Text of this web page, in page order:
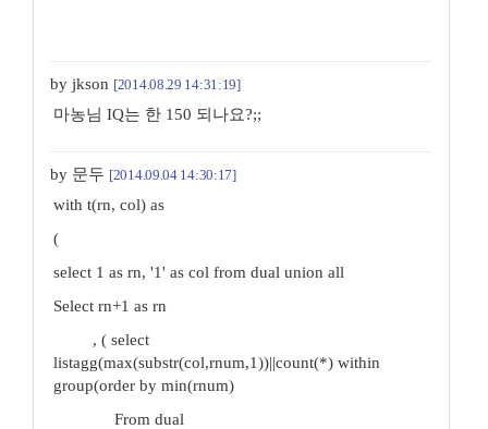
by jkson [2014.08.29 14:31:19]
마농님 IQ는 한 150 되나요?;;
by 문두 [2014.09.04 14:30:17]
with t(rn, col) as
(
select 1 as rn, '1' as col from dual union all
Select rn+1 as rn
, ( select
listagg(max(substr(col,rnum,1))||count(*) within
group(order by min(rnum)
From dual